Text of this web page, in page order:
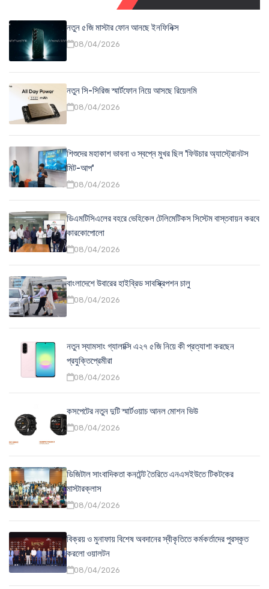
নতুন ৫জি মাস্টার ফোন আনছে ইনফিনিক্স
08/04/2026
নতুন সি-সিরিজ স্মার্টফোন নিয়ে আসছে রিয়েলমি
08/04/2026
শিশুদের মহাকাশ ভাবনা ও স্বপ্নে মুখর ছিল 'ফিউচার অ্যাস্ট্রোনটস
মিট-আপ'
08/04/2026
ডিএমটিসিএলের বহরে ভেহিকেল টেলিমেটিকস সিস্টেম বাস্তবায়ন করবে
কারকোপোলো
08/04/2026
বাংলাদেশে উবারের হাইব্রিড সাবস্ক্রিপশন চালু
08/04/2026
নতুন স্যামসাং গ্যালাক্সি এ২৭ ৫জি নিয়ে কী প্রত্যাশা করছেন
প্রযুক্তিপ্রেমীরা
08/04/2026
কসপেটের নতুন দুটি স্মার্টওয়াচ আনল মোশন ভিউ
08/04/2026
ডিজিটাল সাংবাদিকতা কনটেন্ট তৈরিতে এনএসইউতে টিকটকের
মাস্টারক্লাস
08/04/2026
বিক্রয় ও মুনাফায় বিশেষ অবদানের স্বীকৃতিতে কর্মকর্তাদের পুরস্কৃত
করলো ওয়ালটন
08/04/2026